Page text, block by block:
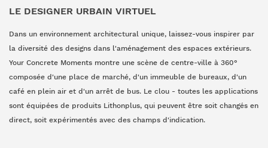
LE DESIGNER URBAIN VIRTUEL
Dans un environnement architectural unique, laissez-vous inspirer par
la diversité des designs dans l'aménagement des espaces extérieurs.
Your Concrete Moments montre une scène de centre-ville à 360°
composée d'une place de marché, d'un immeuble de bureaux, d'un
café en plein air et d'un arrêt de bus. Le clou - toutes les applications
sont équipées de produits Lithonplus, qui peuvent être soit changés en
direct, soit expérimentés avec des champs d'indication.